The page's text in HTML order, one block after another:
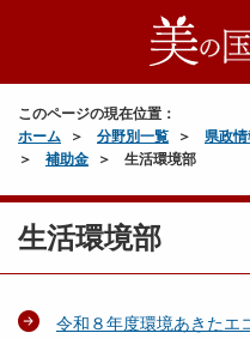
このページの現在位置：
ホーム
分野別一覧 県政情
補助金
生活環境部
生活環境部
令和８年度環境あきたエ